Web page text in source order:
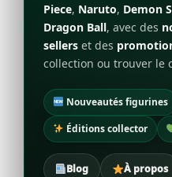
Piece, Naruto, Demon
Dragon Ball, avec des
sellers et des
collection ou trouver le
Nouveautés figurines
Éditions collector
Blog À propos